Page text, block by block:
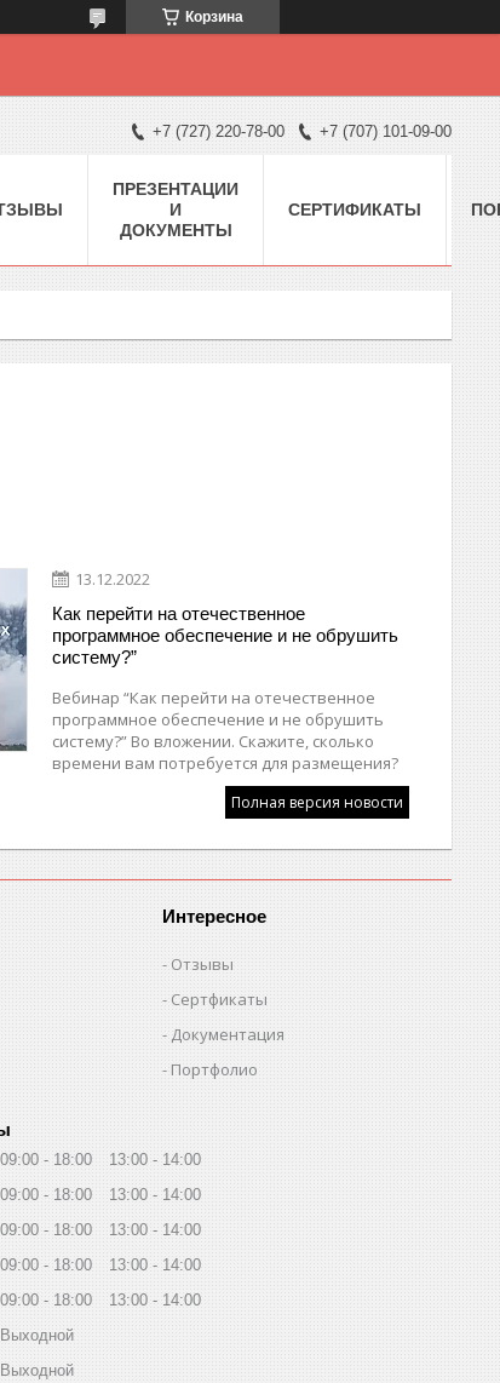
Корзина
+7 (727) 220-78-00 +7 (707) 101-09-00
ПРЕЗЕНТАЦИИ
И
ДОКУМЕНТЫ
СЕРТИФИКАТЫ
13.12.2022
Как перейти на отечественное
программное обеспечение и не обрушить
систему?”
Вебинар “Как перейти на отечественное
программное обеспечение и не обрушить
систему?” Во вложении. Скажите, сколько
времени вам потребуется для размещения?
Полная версия новости
Интересное
Отзывы
Сертфикаты
Документация
Портфолио
09:00 18:00 13:00
14:00
09:00 18:00 13:00
14:00
09:00 18:00 13:00
14:00
09:00 18:00 13:00
14:00
09:00 18:00 13:00
14:00
Выходной
Выходной